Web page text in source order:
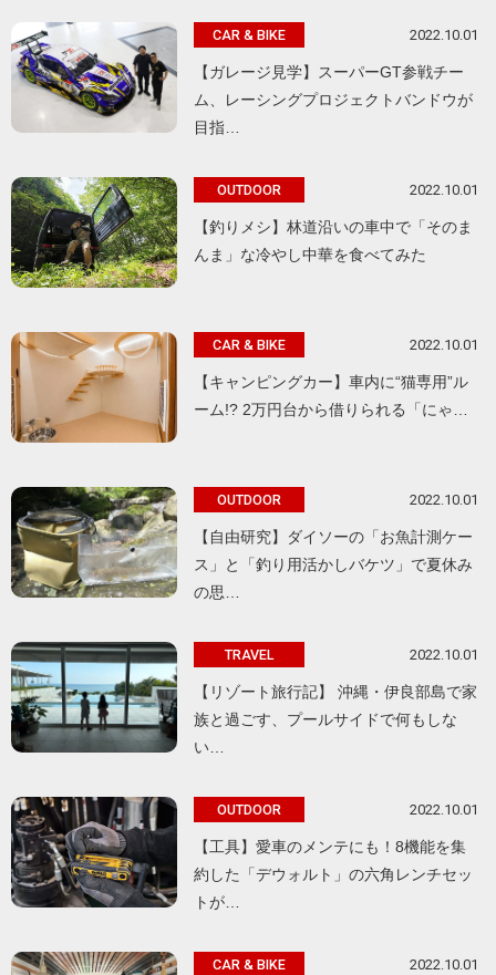
CAR & BIKE 2022.10.01
【ガレージ見学】スーパーGT参戦チー
ム、レーシングプロジェクトバンドウが
目指…
OUTDOOR 2022.10.01
【釣りメシ】林道沿いの車中で「そのま
んま」な冷やし中華を食べてみた
CAR & BIKE 2022.10.01
【キャンピングカー】車内に“猫専用”ル
ーム!? 2万円台から借りられる「にゃ…
OUTDOOR 2022.10.01
【自由研究】ダイソーの「お魚計測ケー
ス」と「釣り用活かしバケツ」で夏休み
の思…
TRAVEL 2022.10.01
【リゾート旅行記】 沖縄・伊良部島で家
族と過ごす、プールサイドで何もしな
い…
OUTDOOR 2022.10.01
【工具】愛車のメンテにも！8機能を集
約した「デウォルト」の六角レンチセッ
トが…
CAR & BIKE 2022.10.01